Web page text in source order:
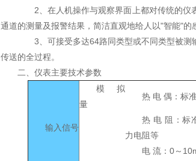
2、在人机操作与观察界面上都对传统的仪
通道的测量及报警结果，简洁直观地给人以"智能"的
3、可接受多达64路同类型或不同类型被测
传送的全过程。
二、仪表主要技术参数
输入信号
模 拟
量
热 电 偶：标
热 电 阻：标
力电阻等
电 流：0～